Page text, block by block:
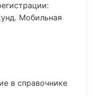
Мобильная
в справочнике